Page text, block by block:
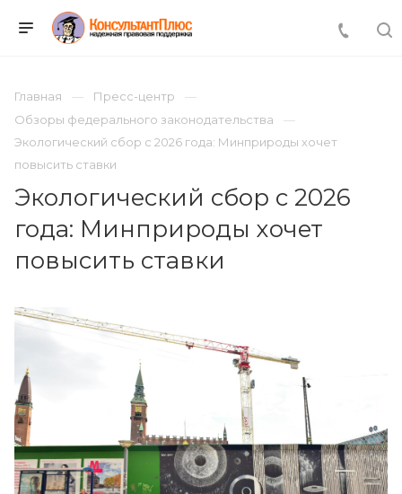
Главная
Пресс-центр
Обзоры федерального законодательства
Экологический сбор с 2026 года: Минприроды хочет
повысить ставки
Экологический сбор с 2026
года: Минприроды хочет
повысить ставки